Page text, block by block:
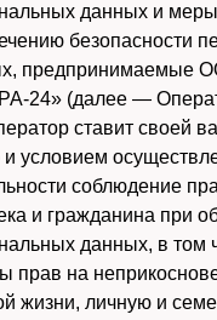
данных и
безопасности
предпринимаемые
24» (далее —
ставит своей
и условием
соблюдение
и гражданина при
данных, в том
прав на
жизни, личную и